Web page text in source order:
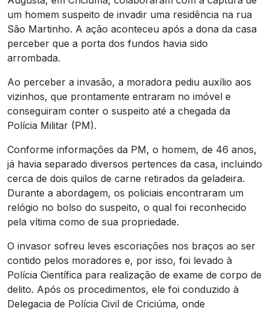
um homem suspeito de invadir uma residência na rua
São Martinho. A ação aconteceu após a dona da casa
perceber que a porta dos fundos havia sido
arrombada.
Ao perceber a invasão, a moradora pediu auxílio aos
vizinhos, que prontamente entraram no imóvel e
conseguiram conter o suspeito até a chegada da
Polícia Militar (PM).
Conforme informações da PM, o homem, de 46 anos,
já havia separado diversos pertences da casa, incluindo
cerca de dois quilos de carne retirados da geladeira.
Durante a abordagem, os policiais encontraram um
relógio no bolso do suspeito, o qual foi reconhecido
pela vítima como de sua propriedade.
O invasor sofreu leves escoriações nos braços ao ser
contido pelos moradores e, por isso, foi levado à
Polícia Científica para realização de exame de corpo de
delito. Após os procedimentos, ele foi conduzido à
Delegacia de Polícia Civil de Criciúma, onde